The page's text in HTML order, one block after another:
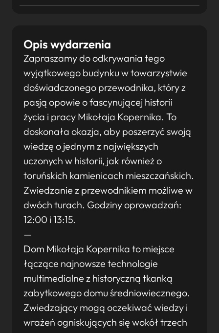
Opis wydarzenia
Zapraszamy do odkrywania tego
wyjątkowego budynku w towarzystwie
doświadczonego przewodnika, który z
pasją opowie o fascynującej historii
życia i pracy Mikołaja Kopernika. To
doskonała okazja, aby poszerzyć swoją
wiedzę o jednym z największych
uczonych w historii, jak również o
toruńskich kamienicach mieszczańskich.
Zwiedzanie z przewodnikiem możliwe w
dwóch turach. Godziny oprowadzań:
12:00 i 13:15.
—
Dom Mikołaja Kopernika to miejsce
łączące najnowsze technologie
multimedialne z historyczną tkanką
zabytkowego domu średniowiecznego.
Zwiedzający mogą oczekiwać wiedzy i
wrażeń ogniskujących się wokół trzech